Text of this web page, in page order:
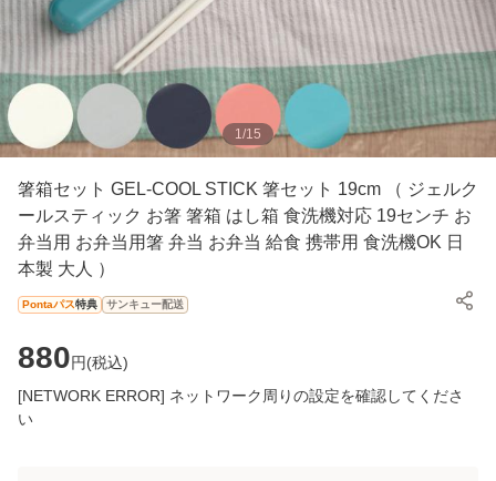
1 /15
箸箱セット GEL-COOL STICK 箸セット 19cm （ ジェルク
ールスティック お箸 箸箱 はし箱 食洗機対応 19センチ お
弁当用 お弁当用箸 弁当 お弁当 給食 携帯用 食洗機OK 日
本製 大人 ）
Pontaパス特典 サンキュー配送
880円(税込)
[NETWORK ERROR] ネットワーク周りの設定を確認してくださ
い